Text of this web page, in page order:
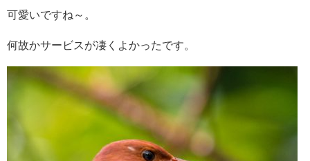
可愛いですね～。
何故かサービスが凄くよかったです。